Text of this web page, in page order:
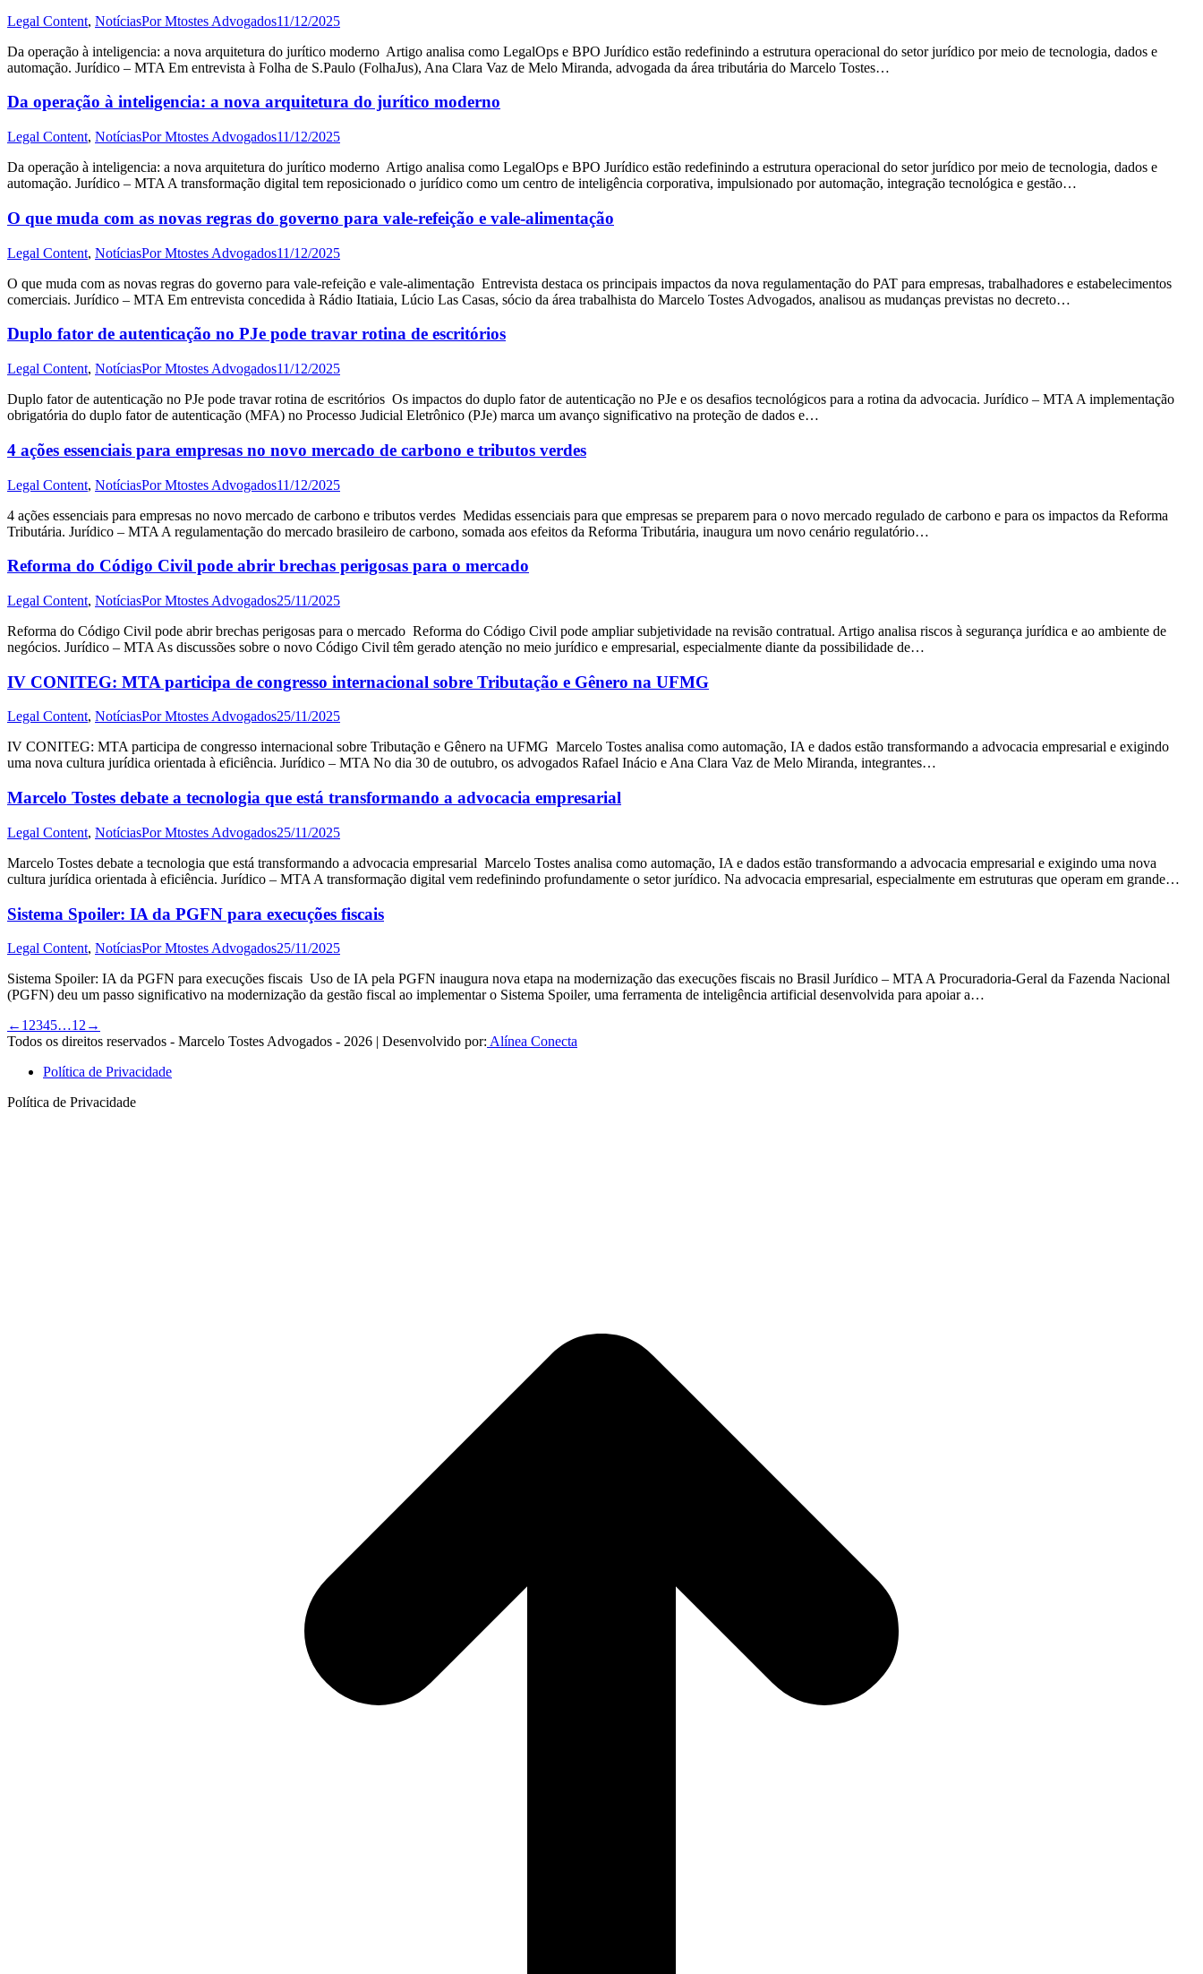
Legal Content, NotíciasPorMtostes Advogados11/12/2025
Da operação à inteligencia: a nova arquitetura do jurítico moderno Artigo analisa como LegalOps e BPO Jurídico estão redefinindo a estrutura operacional do setor jurídico por meio de tecnologia, dados e
automação. Jurídico – MTA Em entrevista à Folha de S.Paulo (FolhaJus), Ana Clara Vaz de Melo Miranda, advogada da área tributária do Marcelo Tostes…
Da operação à inteligencia: a nova arquitetura do jurítico moderno
Legal Content, NotíciasPorMtostes Advogados11/12/2025
Da operação à inteligencia: a nova arquitetura do jurítico moderno Artigo analisa como LegalOps e BPO Jurídico estão redefinindo a estrutura operacional do setor jurídico por meio de tecnologia, dados e
automação. Jurídico – MTA A transformação digital tem reposicionado o jurídico como um centro de inteligência corporativa, impulsionado por automação, integração tecnológica e gestão…
O que muda com as novas regras do governo para vale-refeição e vale-alimentação
Legal Content, NotíciasPorMtostes Advogados11/12/2025
O que muda com as novas regras do governo para vale-refeição e vale-alimentação Entrevista destaca os principais impactos da nova regulamentação do PAT para empresas, trabalhadores e estabelecimentos
comerciais. Jurídico – MTA Em entrevista concedida à Rádio Itatiaia, Lúcio Las Casas, sócio da área trabalhista do Marcelo Tostes Advogados, analisou as mudanças previstas no decreto…
Duplo fator de autenticação no PJe pode travar rotina de escritórios
Legal Content, NotíciasPorMtostes Advogados11/12/2025
Duplo fator de autenticação no PJe pode travar rotina de escritórios Os impactos do duplo fator de autenticação no PJe e os desafios tecnológicos para a rotina da advocacia. Jurídico – MTA A implementação
obrigatória do duplo fator de autenticação (MFA) no Processo Judicial Eletrônico (PJe) marca um avanço significativo na proteção de dados e…
4 ações essenciais para empresas no novo mercado de carbono e tributos verdes
Legal Content, NotíciasPorMtostes Advogados11/12/2025
4 ações essenciais para empresas no novo mercado de carbono e tributos verdes Medidas essenciais para que empresas se preparem para o novo mercado regulado de carbono e para os impactos da Reforma
Tributária. Jurídico – MTA A regulamentação do mercado brasileiro de carbono, somada aos efeitos da Reforma Tributária, inaugura um novo cenário regulatório…
Reforma do Código Civil pode abrir brechas perigosas para o mercado
Legal Content, NotíciasPorMtostes Advogados25/11/2025
Reforma do Código Civil pode abrir brechas perigosas para o mercado Reforma do Código Civil pode ampliar subjetividade na revisão contratual. Artigo analisa riscos à segurança jurídica e ao ambiente de
negócios. Jurídico – MTA As discussões sobre o novo Código Civil têm gerado atenção no meio jurídico e empresarial, especialmente diante da possibilidade de…
IV CONITEG: MTA participa de congresso internacional sobre Tributação e Gênero na UFMG
Legal Content, NotíciasPorMtostes Advogados25/11/2025
IV CONITEG: MTA participa de congresso internacional sobre Tributação e Gênero na UFMG Marcelo Tostes analisa como automação, IA e dados estão transformando a advocacia empresarial e exigindo
uma nova cultura jurídica orientada à eficiência. Jurídico – MTA No dia 30 de outubro, os advogados Rafael Inácio e Ana Clara Vaz de Melo Miranda, integrantes…
Marcelo Tostes debate a tecnologia que está transformando a advocacia empresarial
Legal Content, NotíciasPorMtostes Advogados25/11/2025
Marcelo Tostes debate a tecnologia que está transformando a advocacia empresarial Marcelo Tostes analisa como automação, IA e dados estão transformando a advocacia empresarial e exigindo uma nova
cultura jurídica orientada à eficiência. Jurídico – MTA A transformação digital vem redefinindo profundamente o setor jurídico. Na advocacia empresarial, especialmente em estruturas que operam em grande…
Sistema Spoiler: IA da PGFN para execuções fiscais
Legal Content, NotíciasPorMtostes Advogados25/11/2025
Sistema Spoiler: IA da PGFN para execuções fiscais Uso de IA pela PGFN inaugura nova etapa na modernização das execuções fiscais no Brasil Jurídico – MTA A Procuradoria-Geral da Fazenda Nacional
(PGFN) deu um passo significativo na modernização da gestão fiscal ao implementar o Sistema Spoiler, uma ferramenta de inteligência artificial desenvolvida para apoiar a…
← 1 2345…12 →
Todos os direitos reservados - Marcelo Tostes Advogados - 2026 | Desenvolvido por: Alínea Conecta
Política de Privacidade
Política de Privacidade